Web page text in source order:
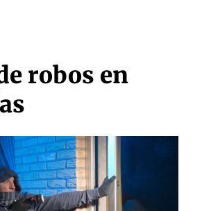
robos en